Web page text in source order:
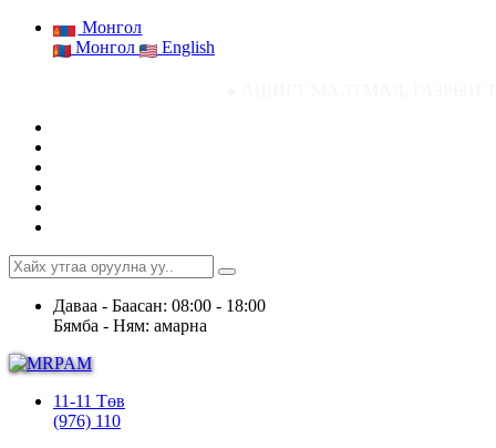
Монгол
Монгол
English
Даваа - Баасан: 08:00 - 18:00
Бямба - Ням: амарна
11-11 Төв
(976) 110